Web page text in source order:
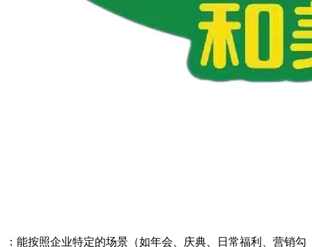
：能按照企业特定的场景（如年会、庆典、日常福利、营销勾